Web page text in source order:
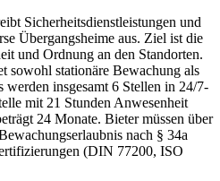
Sicherheitsdienstleistungen und
Übergangsheime aus. Ziel ist die
und Ordnung an den Standorten.
sowohl stationäre Bewachung als
werden insgesamt 6 Stellen in 24/7-
mit 21 Stunden Anwesenheit
24 Monate. Bieter müssen über
nach § 34a
(DIN 77200, ISO